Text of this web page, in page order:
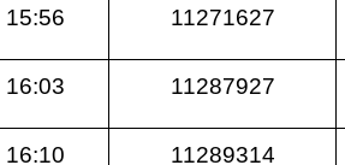
15:56 11271627
16:03 11287927
16:10 11289314